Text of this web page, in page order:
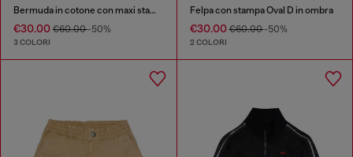
Bermuda in cotone con maxi stampa
€30.00 €60.00-50%
3 COLORI
Felpa con stampa Oval D in ombra
€30.00€60.00-50%
2 COLORI